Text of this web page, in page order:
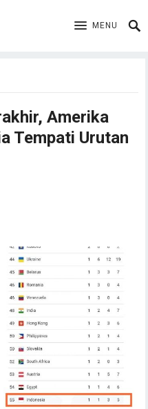
MENU
Amerika
Tempati Urutan